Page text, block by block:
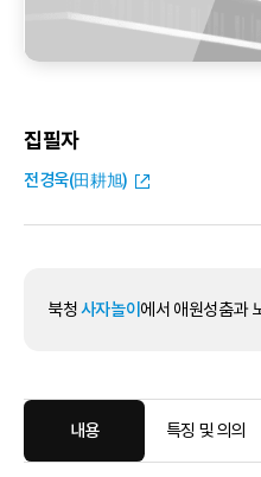
집필자
전경욱(田耕旭)
북청사자놀이 에서 애원성춤과
내용 특징 및 의의